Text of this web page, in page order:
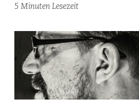
5 Minuten Lesezeit